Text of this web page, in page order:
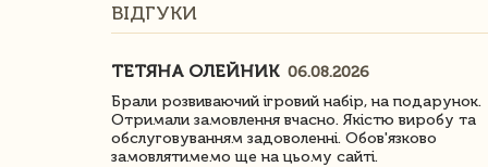
ВІДГУКИ
ТЕТЯНА ОЛЕЙНИК 06.08.2026
Брали розвиваючий ігровий набір, на подарунок.
Отримали замовлення вчасно. Якістю виробу та
обслуговуванням задоволенні. Обов'язково
замовлятимемо ще на цьому сайті.